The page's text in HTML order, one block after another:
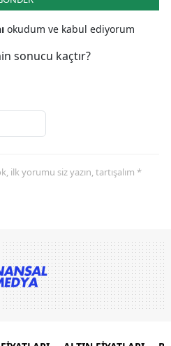
okudum ve kabul ediyorum
sonucu kaçtır?
ilk yorumu siz yazın, tartışalım *